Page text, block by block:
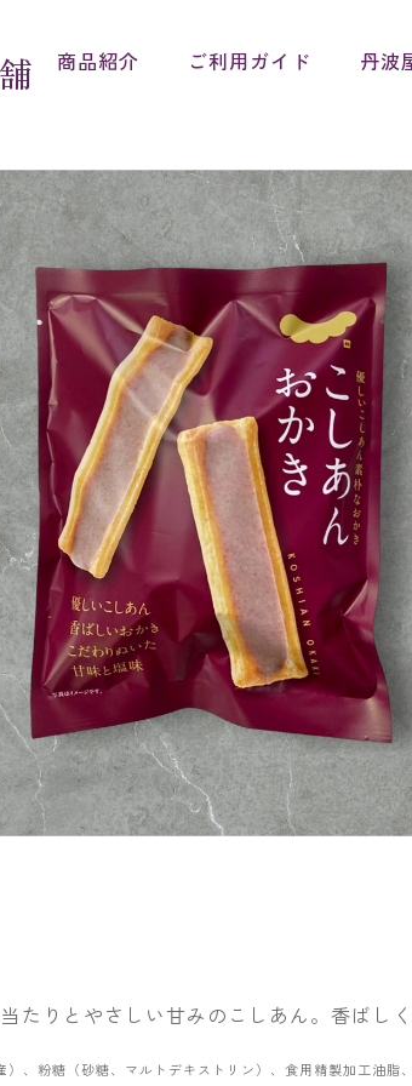
商品紹介 ご利用ガイド 丹波
たりとやさしい甘みのこしあん。香ばし
）、粉糖（砂糖、マルトデキストリン）、食用精製加工油